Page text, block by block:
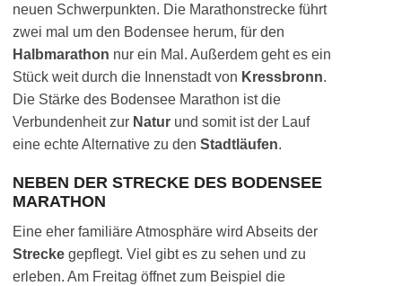
neuen Schwerpunkten. Die Marathonstrecke führt
zwei mal um den Bodensee herum, für den
Halbmarathon nur ein Mal. Außerdem geht es ein
Stück weit durch die Innenstadt von Kressbronn.
Die Stärke des Bodensee Marathon ist die
Verbundenheit zur Natur und somit ist der Lauf
eine echte Alternative zu den Stadtläufen.
NEBEN DER STRECKE DES BODENSEE
MARATHON
Eine eher familiäre Atmosphäre wird Abseits der
Strecke gepflegt. Viel gibt es zu sehen und zu
erleben. Am Freitag öffnet zum Beispiel die